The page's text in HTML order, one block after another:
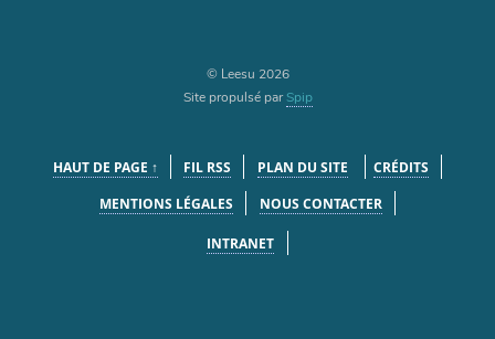
© Leesu 2026
Site propulsé parSpip
HAUT DE PAGE ↑ FIL RSS PLAN DU SITE
CRÉDITS
MENTIONS LÉGALES
NOUS CONTACTER
INTRANET